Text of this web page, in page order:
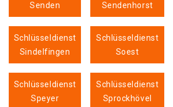
Senden
Sendenhorst
Schlüsseldienst
Sindelfingen
Schlüsseldienst
Soest
Schlüsseldienst
Speyer
Schlüsseldienst
Sprockhövel